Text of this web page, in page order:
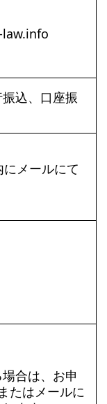
込、口座振
メールにて
合は、お申
たはメールに